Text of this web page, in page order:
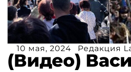
10 мая, 2024 Редакция
(Видео)